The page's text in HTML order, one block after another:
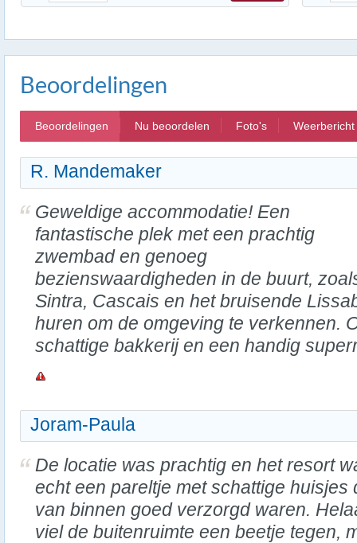
Beoordelingen
Beoordelingen Nu beoordelen Foto's Weerbericht
R. Mandemaker
Geweldige accommodatie! Een
fantastische plek met een prachtig
zwembad en genoeg
bezienswaardigheden in de buurt,
Sintra, Cascais en het bruisende
huren om de omgeving te verkennen.
schattige bakkerij en een handig
Joram-Paula
De locatie was prachtig en het resort
echt een pareltje met schattige huisjes
van binnen goed verzorgd waren.
viel de buitenruimte een beetje tegen,